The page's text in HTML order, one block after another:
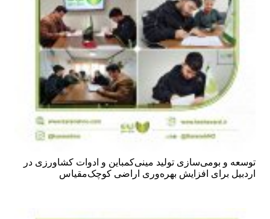
توسعه و بومی‌سازی تولید مینی‌کمباین و ادوات کشاورزی در
اردبیل برای افزایش بهره‌وری اراضی کوچک‌مقیاس